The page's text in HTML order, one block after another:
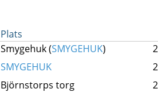
Plats
Smygehuk (SMYGEHUK)
SMYGEHUK
Björnstorps torg